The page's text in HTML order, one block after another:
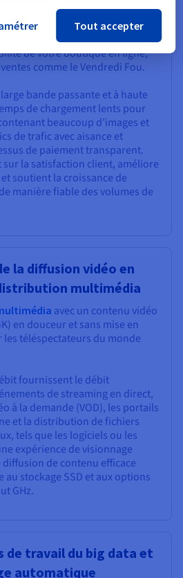
passante, un disque SSD NVMe
garantissent la rapidité, la
de votre boutique en ligne,
comme le Vendredi Fou.
bande passante et à haute
de chargement lents pour
beaucoup d’images et
de trafic avec aisance et
de paiement transparent.
sur la satisfaction client, améliore
soutient la croissance de
manière fiable des volumes de
la diffusion vidéo en
multimédia
avec un contenu vidéo
en douceur et sans mise en
téléspectateurs du monde
fournissent le débit
de streaming en direct,
à la demande (VOD), les portails
et la distribution de fichiers
tels que les logiciels ou les
expérience de visionnage
de contenu efficace
stockage SSD et aux options
GHz.
de travail du big data et
automatique
Tout accepter